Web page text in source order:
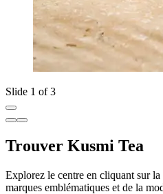
Slide 1 of 3
Trouver Kusmi Tea
Explorez le centre en cliquant sur
marques emblématiques et de la